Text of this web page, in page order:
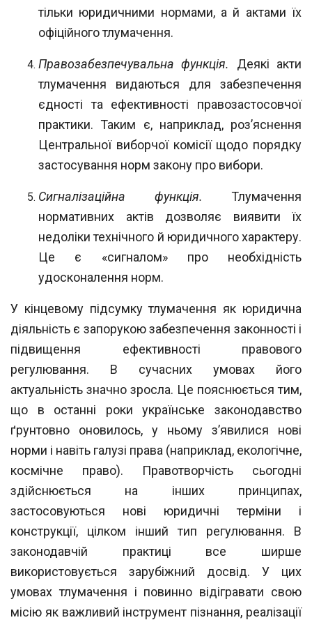
тільки юридичними нормами, а й актами їх
офіційного тлумачення.
Правозабезпечувальна функція. Деякі акти
тлумачення видаються для забезпечення
єдності та ефективності правозастосовчої
практики. Таким є, наприклад, роз’яснення
Центральної виборчої комісії щодо порядку
застосування норм закону про вибори.
Сигналізаційна функція. Тлумачення
нормативних актів дозволяє виявити їх
недоліки технічного й юридичного характеру.
Це є «сигналом» про необхідність
удосконалення норм.
У кінцевому підсумку тлумачення як юридична
діяльність є запорукою забезпечення законності і
підвищення ефективності правового
регулювання. В сучасних умовах його
актуальність значно зросла. Це пояснюється тим,
що в останні роки українське законодавство
ґрунтовно оновилось, у ньому з’явилися нові
норми і навіть галузі права (наприклад, екологічне,
космічне право). Правотворчість сьогодні
здійснюється на інших принципах,
застосовуються нові юридичні терміни і
конструкції, цілком інший тип регулювання. В
законодавчій практиці все ширше
використовується зарубіжний досвід. У цих
умовах тлумачення і повинно відігравати свою
місію як важливий інструмент пізнання, реалізації